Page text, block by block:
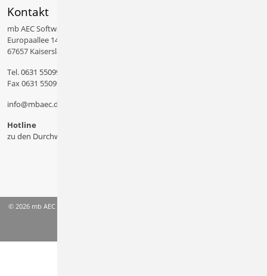
Kontakt
mb AEC Software GmbH
Europaallee 14
67657 Kaiserslautern
Tel.0631 550999 11
Fax 0631 550999 20
info@mbaec.de
Hotline
zu den Durchwahlen
© 2026 mb AEC Software GmbH